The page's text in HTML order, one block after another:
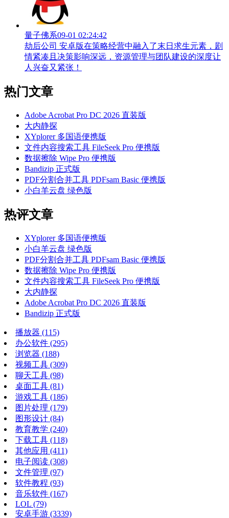
量子佛系09-01 02:24:42
劫后公司 安卓版在策略经营中融入了末日求生元素，剧
情紧凑且决策影响深远，资源管理与团队建设的深度让
人兴奋又紧张！
热门文章
Adobe Acrobat Pro DC 2026 直装版
大内静探
XYplorer 多国语便携版
文件内容搜索工具 FileSeek Pro 便携版
数据擦除 Wipe Pro 便携版
Bandizip 正式版
PDF分割合并工具 PDFsam Basic 便携版
小白羊云盘 绿色版
热评文章
XYplorer 多国语便携版
小白羊云盘 绿色版
PDF分割合并工具 PDFsam Basic 便携版
数据擦除 Wipe Pro 便携版
文件内容搜索工具 FileSeek Pro 便携版
大内静探
Adobe Acrobat Pro DC 2026 直装版
Bandizip 正式版
播放器 (115)
办公软件 (295)
浏览器 (188)
视频工具 (309)
聊天工具 (98)
桌面工具 (81)
游戏工具 (186)
图片处理 (179)
图形设计 (84)
教育教学 (240)
下载工具 (118)
其他应用 (411)
电子阅读 (308)
文件管理 (97)
软件教程 (93)
音乐软件 (167)
LOL (79)
安卓手游 (3339)